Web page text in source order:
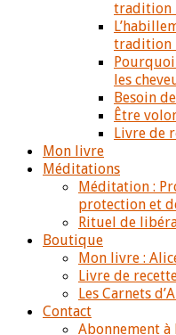
tradition
tradition
les
Besoin
Être
Livre de
Mon livre
Méditations
Méditation :
protection et
Rituel de
Boutique
Mon livre :
Livre de
Les Carnets
Contact
Abonnement à